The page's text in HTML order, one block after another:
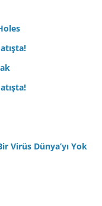
Virüs Dünya’yı Yok